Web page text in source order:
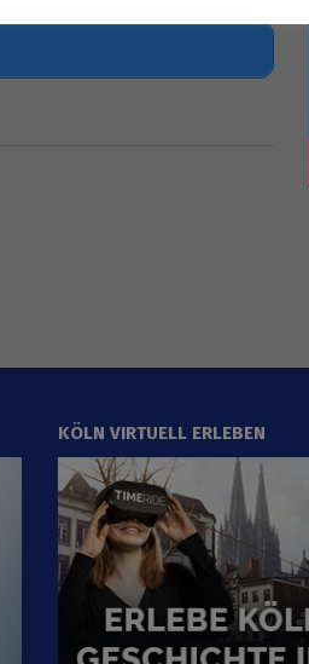
KÖLN VIRTUELL ERLEBEN